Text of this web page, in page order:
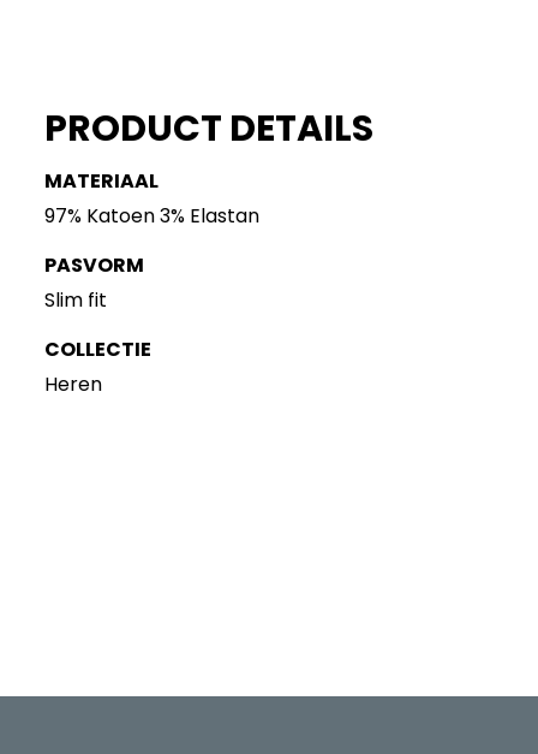
PRODUCT DETAILS
MATERIAAL
97% Katoen 3% Elastan
PASVORM
Slim fit
COLLECTIE
Heren